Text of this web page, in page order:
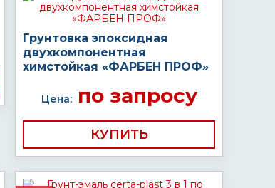
Грунтовка эпоксидная
двухкомпонентная
химстойкая «ФАРБЕН ПРОФ»
Цена:по запросу
КУПИТЬ